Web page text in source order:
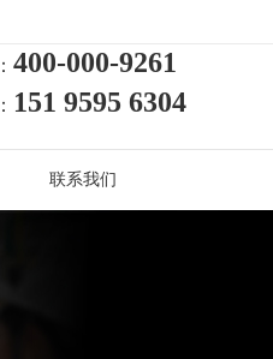
400-000-9261
151 9595 6304
联系我们